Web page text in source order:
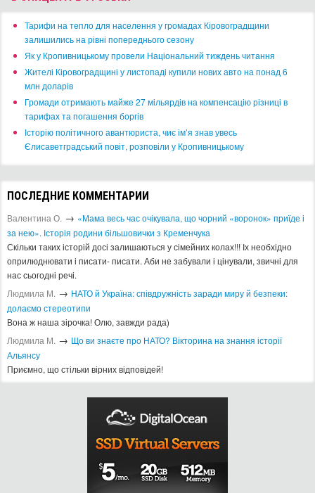
​Тарифи на тепло для населення у громадах Кіровоградщини
залишились на рівні попереднього сезону
​Як у Кропивницькому провели Національний тиждень читання
​Жителі Кіровоградщині у листопаді купили нових авто на понад 6
млн доларів
​Громади отримають майже 27 мільярдів на компенсацію різниці в
тарифах та погашення боргів
Історію політичного авантюриста, чиє ім’я знав увесь
Єлисаветградський повіт, розповіли у Кропивницькому
ПОСЛЕДНИЕ КОММЕНТАРИИ
Валентина О. → «Мама весь час очікувала, що чорний «воронок» приїде і
за нею». Історія родини більшовички з Кременчука
Скільки таких історій досі залишаються у сімейних колах!!! Іх необхідно
оприлюднювати і писати- писати. Аби не забували і цінували, звичні для
нас сьогодні речі.
Людмила М. → ​НАТО й Україна: співдружність заради миру й безпеки:
долаємо стереотипи
Вона ж наша зірочка! Олю, завжди рада)
Людмила М. → Що ви знаєте про НАТО? Вікторина на знання історії
Альянсу ​
Приємно, що стільки вірних відповідей!